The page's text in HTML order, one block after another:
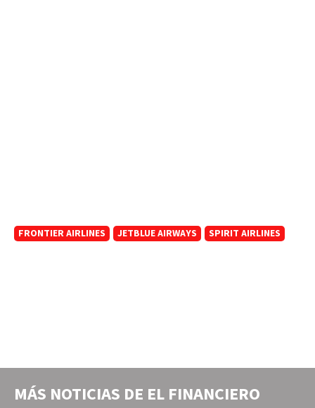
FRONTIER AIRLINES JETBLUE AIRWAYS SPIRIT AIRLINES
MÁS NOTICIAS DE EL FINANCIERO